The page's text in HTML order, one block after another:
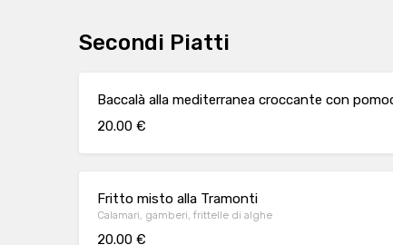
Secondi Piatti
Baccalà alla mediterranea croccante con
20.00 €
Fritto misto alla Tramonti
Calamari, gamberi, frittelle di alghe
20.00 €